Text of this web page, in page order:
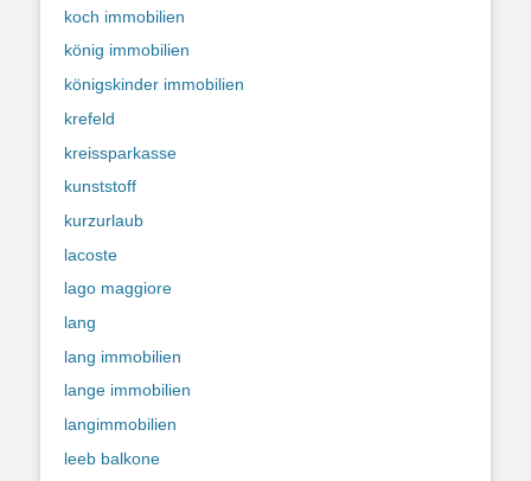
koch immobilien
könig immobilien
königskinder immobilien
krefeld
kreissparkasse
kunststoff
kurzurlaub
lacoste
lago maggiore
lang
lang immobilien
lange immobilien
langimmobilien
leeb balkone